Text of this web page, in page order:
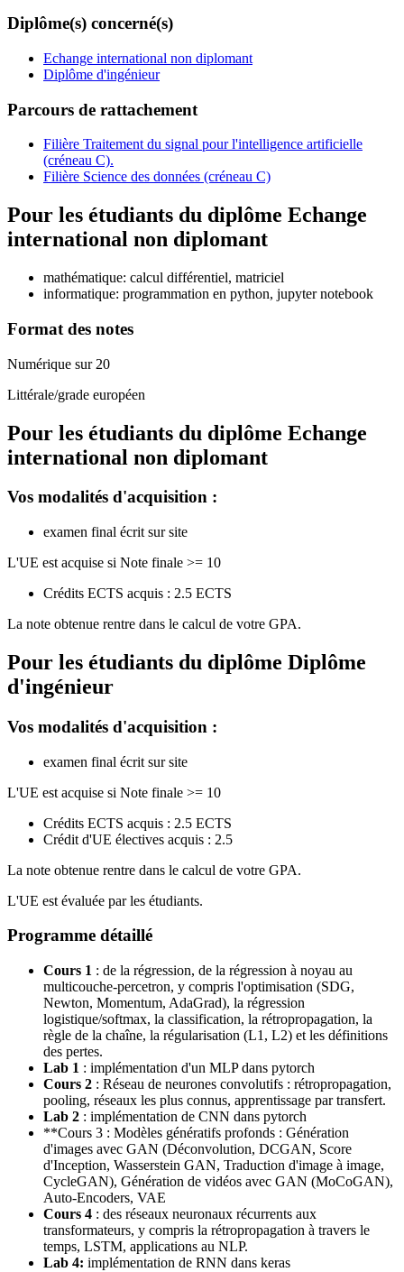
Diplôme(s) concerné(s)
Echange international non diplomant
Diplôme d'ingénieur
Parcours de rattachement
Filière Traitement du signal pour l'intelligence artificielle
(créneau C).
Filière Science des données (créneau C)
Pour les étudiants du diplôme Echange
international non diplomant
mathématique: calcul différentiel, matriciel
informatique: programmation en python, jupyter notebook
Format des notes
Numérique sur 20
Littérale/grade européen
Pour les étudiants du diplôme Echange
international non diplomant
Vos modalités d'acquisition :
examen final écrit sur site
L'UE est acquise si Note finale >= 10
Crédits ECTS acquis : 2.5 ECTS
La note obtenue rentre dans le calcul de votre GPA.
Pour les étudiants du diplôme Diplôme
d'ingénieur
Vos modalités d'acquisition :
examen final écrit sur site
L'UE est acquise si Note finale >= 10
Crédits ECTS acquis : 2.5 ECTS
Crédit d'UE électives acquis : 2.5
La note obtenue rentre dans le calcul de votre GPA.
L'UE est évaluée par les étudiants.
Programme détaillé
Cours 1 : de la régression, de la régression à noyau au
multicouche-percetron, y compris l'optimisation (SDG,
Newton, Momentum, AdaGrad), la régression
logistique/softmax, la classification, la rétropropagation, la
règle de la chaîne, la régularisation (L1, L2) et les définitions
des pertes.
Lab 1 : implémentation d'un MLP dans pytorch
Cours 2 : Réseau de neurones convolutifs : rétropropagation,
pooling, réseaux les plus connus, apprentissage par transfert.
Lab 2 : implémentation de CNN dans pytorch
**Cours 3 : Modèles génératifs profonds : Génération
d'images avec GAN (Déconvolution, DCGAN, Score
d'Inception, Wasserstein GAN, Traduction d'image à image,
CycleGAN), Génération de vidéos avec GAN (MoCoGAN),
Auto-Encoders, VAE
Cours 4 : des réseaux neuronaux récurrents aux
transformateurs, y compris la rétropropagation à travers le
temps, LSTM, applications au NLP.
Lab 4: implémentation de RNN dans keras